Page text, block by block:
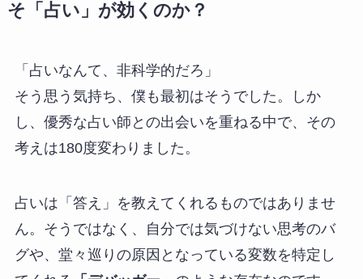
そ「占い」が効くのか？
「占いなんて、非科学的だろ」
そう思う気持ち、僕も最初はそうでした。しか
し、優秀な占い師との出会いを重ねる中で、その
考えは180度変わりました。
占いは「答え」を教えてくれるものではありませ
ん。そうではなく、自分では気づけない思考のバ
グや、堂々巡りの原因となっている変数を特定し